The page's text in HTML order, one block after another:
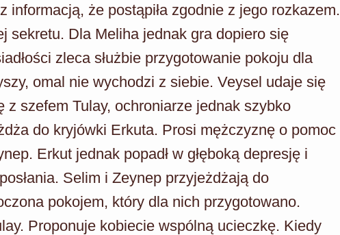
informacją, że postąpiła zgodnie z jego rozkazem.
sekretu. Dla Meliha jednak gra dopiero się
zleca służbie przygotowanie pokoju dla
omal nie wychodzi z siebie. Veysel udaje się
szefem Tulay, ochroniarze jednak szybko
do kryjówki Erkuta. Prosi mężczyznę o pomoc
Erkut jednak popadł w głęboką depresję i
Selim i Zeynep przyjeżdżają do
pokojem, który dla nich przygotowano.
Proponuje kobiecie wspólną ucieczkę. Kiedy